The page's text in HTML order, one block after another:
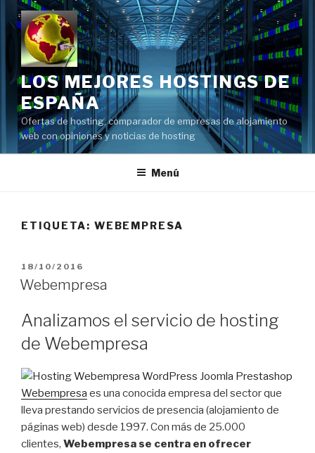
Saltar
contenido
LOS MEJORES HOSTINGS DE
ESPAÑA
Ofertas de hosting, comparador de empresas de alojamiento
web con opiniones y noticias de hosting
Menú
ETIQUETA: WEBEMPRESA
PUBLICADO
EL
18/10/2016
Webempresa
Analizamos el servicio de hosting
de Webempresa
Webempresa es una conocida empresa del sector que
lleva prestando servicios de presencia (alojamiento de
páginas web) desde 1997. Con más de 25.000
clientes, Webempresa se centra en ofrecer